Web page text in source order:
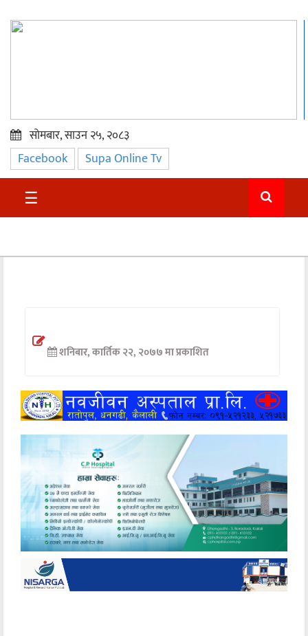
प्रमुख
समाचार
सुदुर
अन्तर्वार्ता
खेलकुद
मनोरञ्जन
अन्य
सोमबार, साउन २५, २०८३
Facebook Supa Online Tv
☰
शनिबार, कार्तिक २२, २०७७ मा प्रकाशित